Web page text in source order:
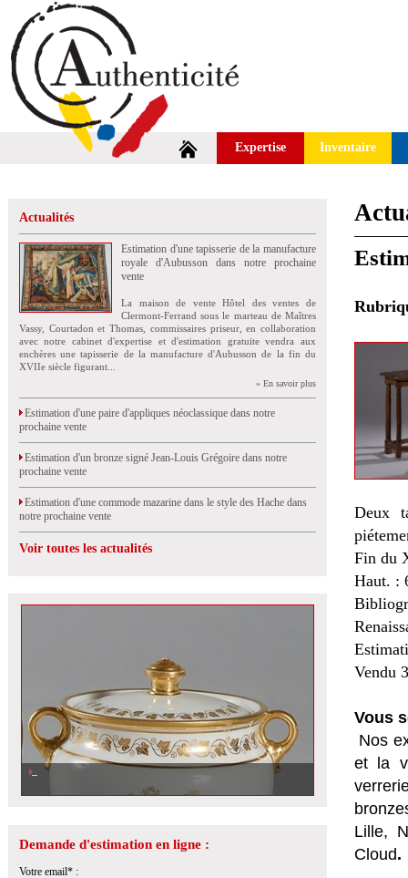
Expertise Inventaire
Actualités
Estimation d'une tapisserie de la manufacture
royale d'Aubusson dans notre prochaine
vente
La maison de vente Hôtel des ventes de
Clermont-Ferrand sous le marteau de Maîtres
Vassy, Courtadon et Thomas, commissaires priseur, en collaboration
avec notre cabinet d'expertise et d'estimation gratuite vendra aux
enchères une tapisserie de la manufacture d'Aubusson de la fin du
XVIIe siècle figurant...
» En savoir plus
Estimation d'une paire d'appliques néoclassique dans notre
prochaine vente
Estimation d'un bronze signé Jean-Louis Grégoire dans notre
prochaine vente
Estimation d'une commode mazarine dans le style des Hache dans
notre prochaine vente
Voir toutes les actualités
Demande d'estimation en ligne :
Votre email* :
Deux
Fin du
Haut. :
Vendu
Vous
Nos
et la
Lille,
Cloud.